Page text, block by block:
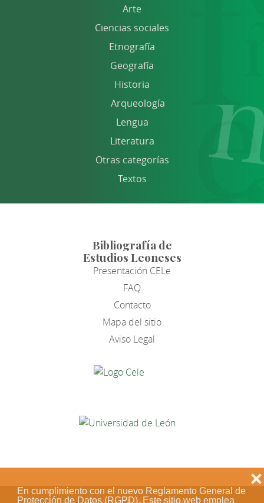
En cumplimiento con el nuevo Reglamento General de
Protección de Datos (RGPD). Este sitio web emplea
❌
Arte
Ciencias sociales
Etnografía
Geografía
Historia
Arqueología
Lengua
Literatura
Otras categorías
Textos
Bibliografía de
Estudios Leoneses
Presentación CELe
FAQ
Contacto
Mapa del sitio
Aviso Legal